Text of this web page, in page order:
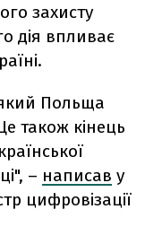
захисту
дія впливає
Польща
також кінець
– написав у
цифровізації